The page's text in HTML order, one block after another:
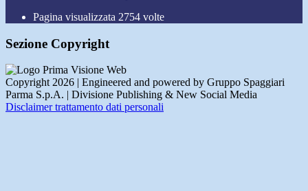
Pagina visualizzata 2754 volte
Sezione Copyright
Copyright 2026 | Engineered and powered by Gruppo Spaggiari
Parma S.p.A. | Divisione Publishing & New Social Media
Disclaimer trattamento dati personali